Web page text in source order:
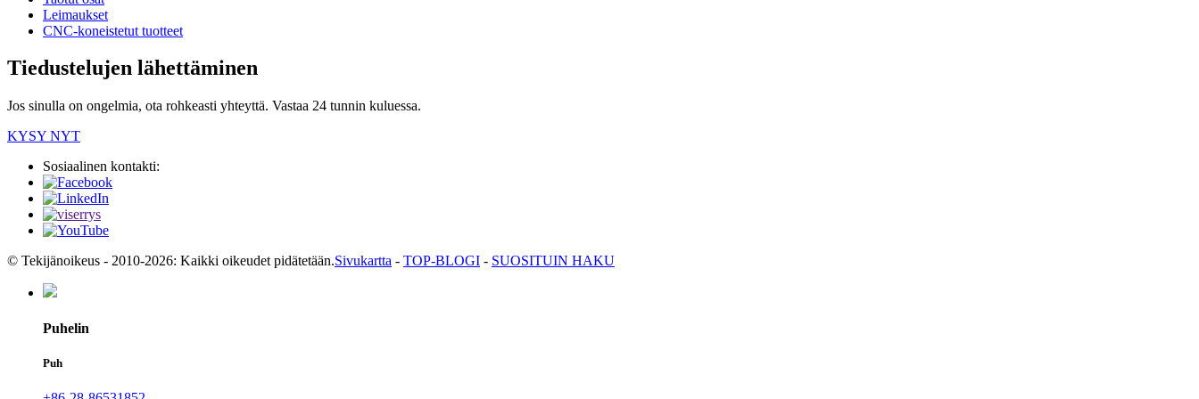
Leimaukset
CNC-koneistetut tuotteet
Tiedustelujen lähettäminen
Jos sinulla on ongelmia, ota rohkeasti yhteyttä. Vastaa 24 tunnin kuluessa.
KYSY NYT
Sosiaalinen kontakti:
© Tekijänoikeus - 2010-2026: Kaikki oikeudet pidätetään.Sivukartta - TOP-BLOGI - SUOSITUIN HAKU
Puhelin
Puh